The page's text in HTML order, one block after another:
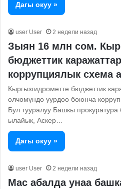
Дагы окуу »
user User 2 недели назад
Зыян 16 млн сом.
бюджеттик
коррупциялык схема
Кыргызгидрометте бюджеттик
өлчөмүндө уурдоо боюнча
Бул тууралуу Башкы
ылайык, Аскер…
Дагы окуу »
user User 2 недели назад
Мас абалда унаа